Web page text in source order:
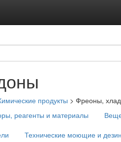
продукты > Фреоны,
реагенты и материалы
Технические моющие и